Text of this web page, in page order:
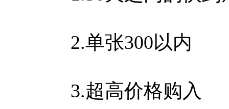
2.单张300以内
3.超高价格购入